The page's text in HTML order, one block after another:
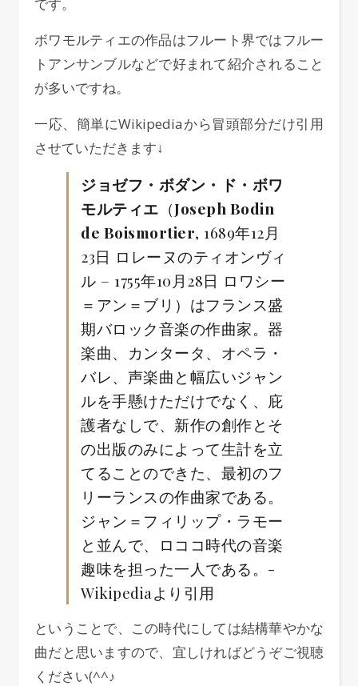
ボワモルティエの作品はフルート界ではフルー
トアンサンブルなどで好まれて紹介されること
が多いですね。
一応、簡単にWikipediaから冒頭部分だけ引用
させていただきます↓
ジョゼフ・ボダン・ド・ボワ
モルティエ （Joseph Bodin
de Boismortier, 1689年12月
23日 ロレーヌのティオンヴィ
ル – 1755年10月28日 ロワシー
＝アン＝ブリ）はフランス盛
期バロック音楽の作曲家。器
楽曲、カンタータ、オペラ・
バレ、声楽曲と幅広いジャン
ルを手懸けただけでなく、庇
護者なしで、新作の創作とそ
の出版のみによって生計を立
てることのできた、最初のフ
リーランスの作曲家である。
ジャン＝フィリップ・ラモー
と並んで、ロココ時代の音楽
趣味を担った一人である。-
Wikipediaより引用
ということで、この時代にしては結構華やかな
曲だと思いますので、宜しければどうぞご視聴
ください(^^♪